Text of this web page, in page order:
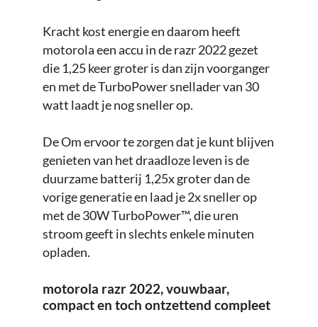
Kracht kost energie en daarom heeft
motorola een accu in de razr 2022 gezet
die 1,25 keer groter is dan zijn voorganger
en met de TurboPower snellader van 30
watt laadt je nog sneller op.
De Om ervoor te zorgen dat je kunt blijven
genieten van het draadloze leven is de
duurzame batterij 1,25x groter dan de
vorige generatie en laad je 2x sneller op
met de 30W TurboPower™, die uren
stroom geeft in slechts enkele minuten
opladen.
motorola razr 2022, vouwbaar,
compact en toch ontzettend compleet